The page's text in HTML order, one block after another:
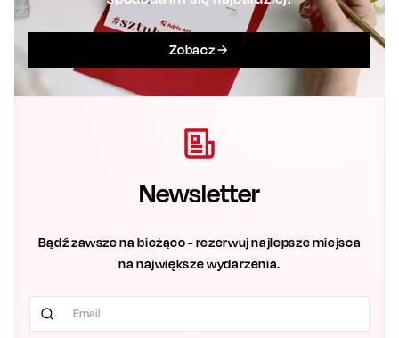
Zobacz
Newsletter
Bądź zawsze na bieżąco - rezerwuj najlepsze miejsca
na największe wydarzenia.